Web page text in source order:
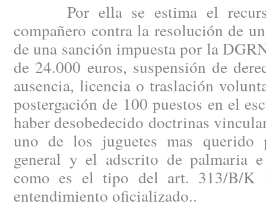
Por ella se estima el
compañero contra la resolución de
de una sanción impuesta por la
de 24.000 euros, suspensión de
ausencia, licencia o traslación
postergación de 100 puestos en el
haber desobedecido doctrinas
uno de los juguetes mas querido
general y el adscrito de palmaria
como es el tipo del art. 313/B/K
entendimiento oficializado..